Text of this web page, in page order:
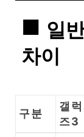
일
차이
구분
갤
즈3